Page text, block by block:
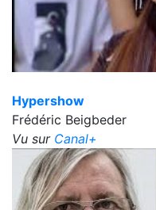
Hypershow
Frédéric Beigbeder
Vu sur Canal+